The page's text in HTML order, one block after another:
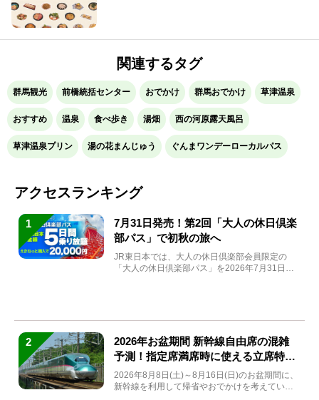
関連するタグ
群馬観光 前橋統括センター おでかけ 群馬おでかけ 草津温泉
おすすめ 温泉 食べ歩き 湯畑 西の河原露天風呂
草津温泉プリン 湯の花まんじゅう ぐんまワンデーローカルパス
アクセスランキング
1
7月31日発売！第2回「大人の休日倶楽
部パス」で初秋の旅へ
JR東日本では、大人の休日倶楽部会員限定の
「大人の休日倶楽部パス」を2026年7月31日
2
2026年お盆期間 新幹線自由席の混雑
予測！指定席満席時に使える立席特急
券も解説
2026年8月8日(土)～8月16日(日)のお盆期間に、
新幹線を利用して帰省やおでかけを考えている